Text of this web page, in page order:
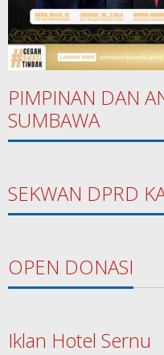
PIMPINAN DAN
SUMBAWA
SEKWAN DPRD
OPEN DONASI
Iklan Hotel Sernu